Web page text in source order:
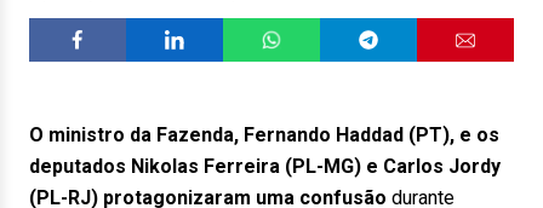
O ministro da Fazenda, Fernando Haddad (PT), e os
deputados Nikolas Ferreira (PL-MG) e Carlos Jordy
(PL-RJ) protagonizaram uma confusão durante